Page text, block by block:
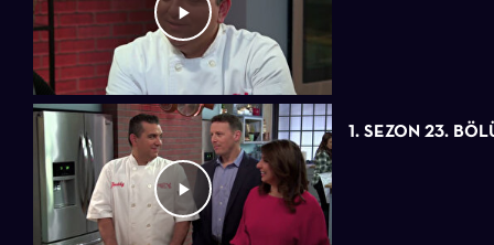
1. SEZON 23.